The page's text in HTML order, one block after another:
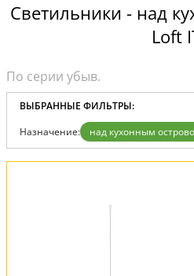
Светильники - над
Loft
ВЫБРАННЫЕ ФИЛЬТРЫ:
Назначение:
над кухонным
Вид:
Светильники